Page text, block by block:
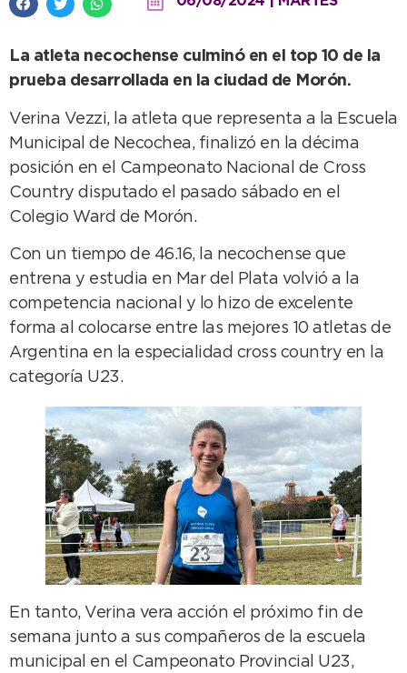
La atleta necochense culminó en el top 10 de la
prueba desarrollada en la ciudad de Morón.
Verina Vezzi, la atleta que representa a la Escuela
Municipal de Necochea, finalizó en la décima
posición en el Campeonato Nacional de Cross
Country disputado el pasado sábado en el
Colegio Ward de Morón.
Con un tiempo de 46.16, la necochense que
entrena y estudia en Mar del Plata volvió a la
competencia nacional y lo hizo de excelente
forma al colocarse entre las mejores 10 atletas de
Argentina en la especialidad cross country en la
categoría U23.
En tanto, Verina vera acción el próximo fin de
semana junto a sus compañeros de la escuela
municipal en el Campeonato Provincial U23,